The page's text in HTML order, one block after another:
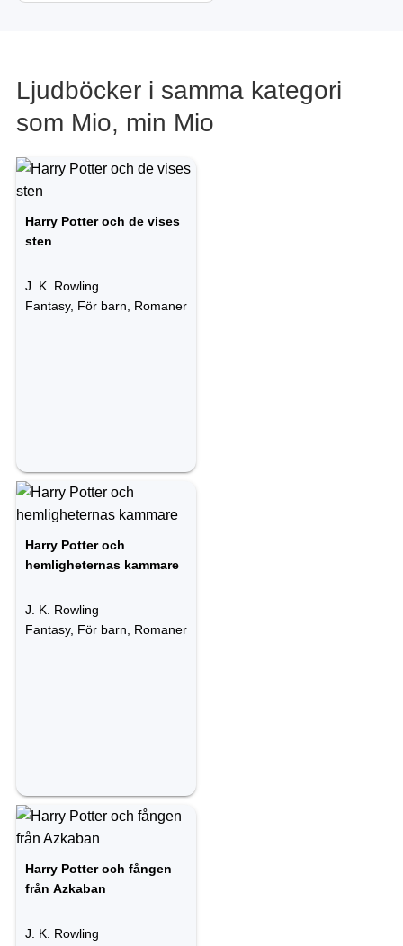
Ljudböcker i samma kategori
som Mio, min Mio
Harry Potter och de vises
sten
J. K. Rowling
Fantasy, För barn, Romaner
Harry Potter och
hemligheternas kammare
J. K. Rowling
Fantasy, För barn, Romaner
Harry Potter och fången
från Azkaban
J. K. Rowling